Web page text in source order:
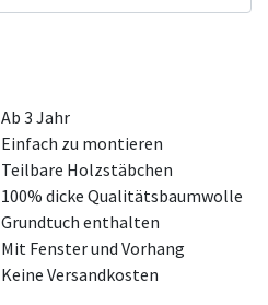
Ab 3 Jahr
Einfach zu montieren
Teilbare Holzstäbchen
100% dicke Qualitätsbaumwolle
Grundtuch enthalten
Mit Fenster und Vorhang
Keine Versandkosten